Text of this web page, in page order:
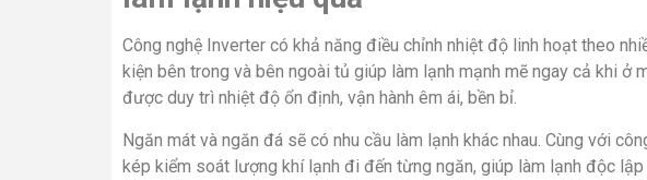
Công nghệ Inverter có khả năng điều chỉnh nhiệt độ linh hoạt theo
kiện bên trong và bên ngoài tủ giúp làm lạnh mạnh mẽ ngay cả khi ở
được duy trì nhiệt độ ổn định, vận hành êm ái, bền bỉ.
Ngăn mát và ngăn đá sẽ có nhu cầu làm lạnh khác nhau. Cùng với
kép kiểm soát lượng khí lạnh đi đến từng ngăn, giúp làm lạnh độc lập